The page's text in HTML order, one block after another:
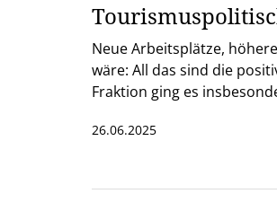
Neue Arbeitsplätze,
wäre: All das sind die
Fraktion ging es
26.06.2025